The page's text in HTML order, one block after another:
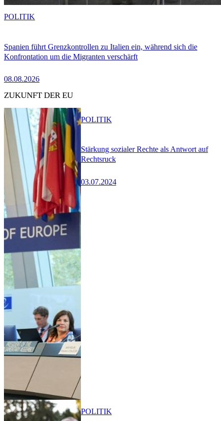
Spanien führt Grenzkontrollen zu Italien ein, während sich die
Konfrontation um die Migranten verschärft
08.08.2026
POLITIK
ZUKUNFT DER EU
Stärkung sozialer Rechte als Antwort auf
Rechtsruck
03.07.2024
POLITIK
POLITIK